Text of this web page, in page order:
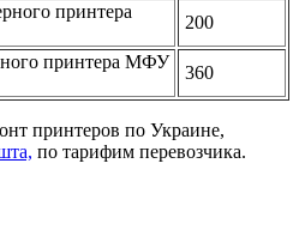
принтера
200
принтера МФУ
360
принтеров по Украине,
по тарифим перевозчика.